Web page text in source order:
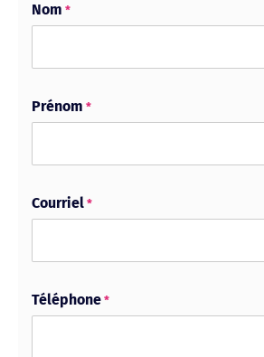
Nom *
Prénom *
Courriel *
Téléphone *